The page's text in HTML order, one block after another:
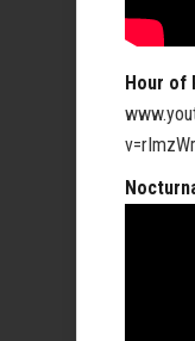
Hour of